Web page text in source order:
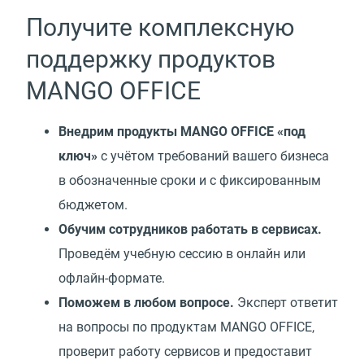
Получите комплексную
поддержку продуктов
MANGO OFFICE
Внедрим продукты MANGO OFFICE «под
ключ» с учётом требований вашего бизнеса
в обозначенные сроки и с фиксированным
бюджетом.
Обучим сотрудников работать в сервисах.
Проведём учебную сессию в онлайн или
офлайн-формате.
Поможем в любом вопросе. Эксперт ответит
на вопросы по продуктам MANGO OFFICE,
проверит работу сервисов и предоставит